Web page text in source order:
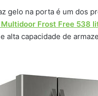
gelo na porta é um dos
Frost Free 538
alta capacidade de